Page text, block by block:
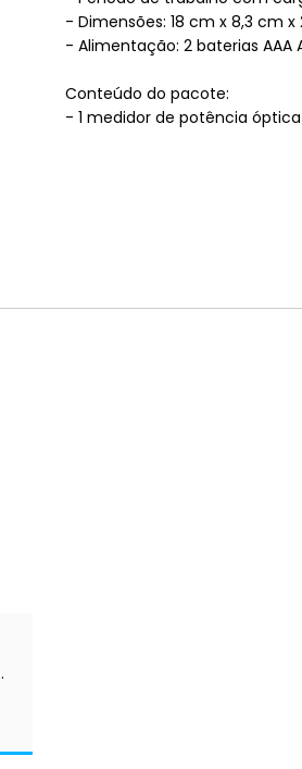
- Dimensões: 18 cm x 8,3 cm x
- Alimentação: 2 baterias AAA
Conteúdo do pacote:
- 1 medidor de potência óptica